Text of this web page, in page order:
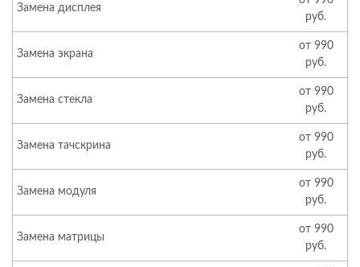
Замена дисплея
руб.
Замена экрана
от 990
руб.
Замена стекла
от 990
руб.
Замена тачскрина
от 990
руб.
Замена модуля
от 990
руб.
Замена матрицы
от 990
руб.